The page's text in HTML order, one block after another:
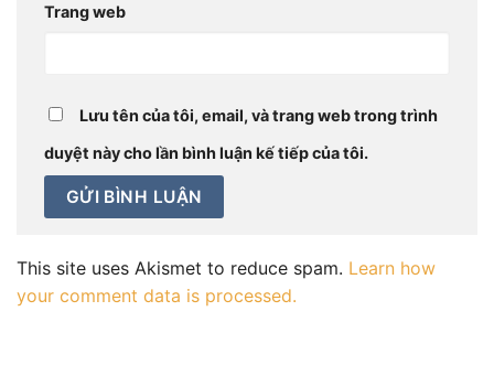
Trang web
Lưu tên của tôi, email, và trang web trong trình
duyệt này cho lần bình luận kế tiếp của tôi.
This site uses Akismet to reduce spam. Learn how
your comment data is processed.